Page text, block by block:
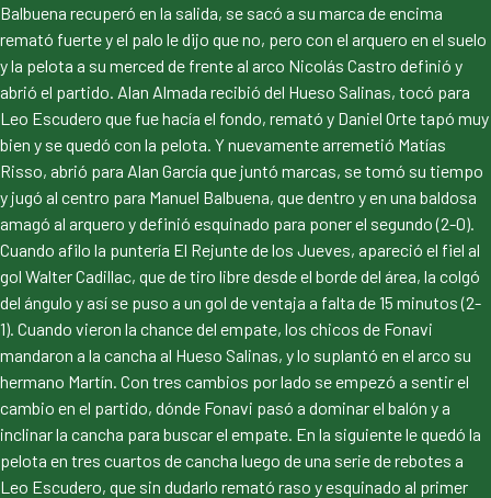
Balbuena recuperó en la salida, se sacó a su marca de encima
remató fuerte y el palo le dijo que no, pero con el arquero en el suelo
y la pelota a su merced de frente al arco Nicolás Castro definió y
abrió el partido. Alan Almada recibió del Hueso Salinas, tocó para
Leo Escudero que fue hacía el fondo, remató y Daniel Orte tapó muy
bien y se quedó con la pelota. Y nuevamente arremetió Matías
Risso, abrió para Alan García que juntó marcas, se tomó su tiempo
y jugó al centro para Manuel Balbuena, que dentro y en una baldosa
amagó al arquero y definió esquinado para poner el segundo (2-0).
Cuando afilo la puntería El Rejunte de los Jueves, apareció el fiel al
gol Walter Cadillac, que de tiro libre desde el borde del área, la colgó
del ángulo y así se puso a un gol de ventaja a falta de 15 minutos (2-
1). Cuando vieron la chance del empate, los chicos de Fonavi
mandaron a la cancha al Hueso Salinas, y lo suplantó en el arco su
hermano Martín. Con tres cambios por lado se empezó a sentir el
cambio en el partido, dónde Fonavi pasó a dominar el balón y a
inclinar la cancha para buscar el empate. En la siguiente le quedó la
pelota en tres cuartos de cancha luego de una serie de rebotes a
Leo Escudero, que sin dudarlo remató raso y esquinado al primer